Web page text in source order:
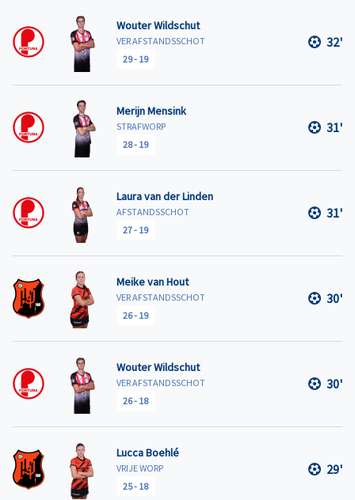
Wouter Wildschut
VER AFSTANDSSCHOT
29- 19
32'
Merijn Mensink
STRAFWORP
28- 19
31'
Laura van der Linden
AFSTANDSSCHOT
27- 19
31'
Meike van Hout
VER AFSTANDSSCHOT
26- 19
30'
Wouter Wildschut
VER AFSTANDSSCHOT
26- 18
30'
Lucca Boehlé
VRIJE WORP
25- 18
29'